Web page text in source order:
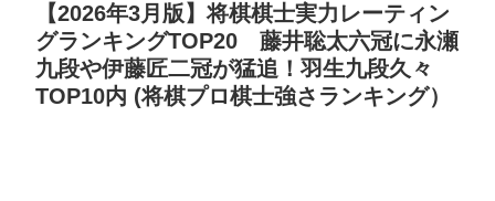
【2026年3月版】将棋棋士実力レーティン
グランキングTOP20 藤井聡太六冠に永瀬
九段や伊藤匠二冠が猛追！羽生九段久々
TOP10内 (将棋プロ棋士強さランキング）